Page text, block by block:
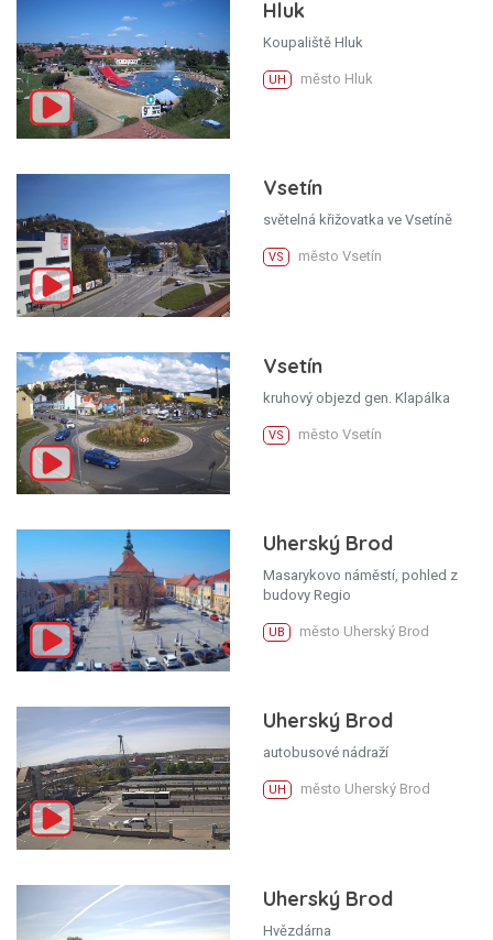
Hluk
Koupaliště Hluk
UH město Hluk
Vsetín
světelná křižovatka ve Vsetíně
VS město Vsetín
Vsetín
kruhový objezd gen. Klapálka
VS město Vsetín
Uherský Brod
Masarykovo náměstí, pohled z
budovy Regio
UB město Uherský Brod
Uherský Brod
autobusové nádraží
UH město Uherský Brod
Uherský Brod
Hvězdárna